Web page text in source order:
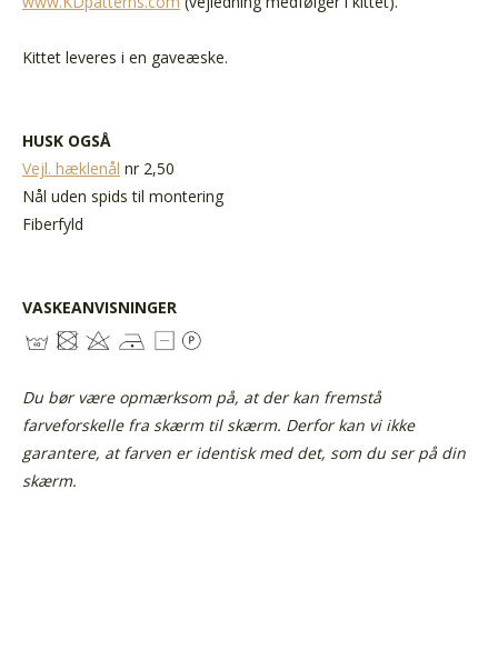
Kittet leveres i en gaveæske.
HUSK OGSÅ
Vejl. hæklenål nr 2,50
Nål uden spids til montering
Fiberfyld
VASKEANVISNINGER
Du bør være opmærksom på, at der kan fremstå
farveforskelle fra skærm til skærm. Derfor kan vi ikke
garantere, at farven er identisk med det, som du ser på din
skærm.